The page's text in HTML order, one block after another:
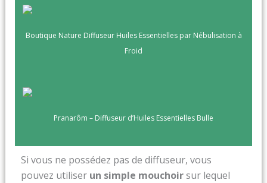
Boutique Nature Diffuseur Huiles Essentielles par Nébulisation à
Froid
Pranarôm – Diffuseur d’Huiles Essentielles Bulle
Si vous ne possédez pas de diffuseur, vous
pouvez utiliser un simple mouchoirsur lequel